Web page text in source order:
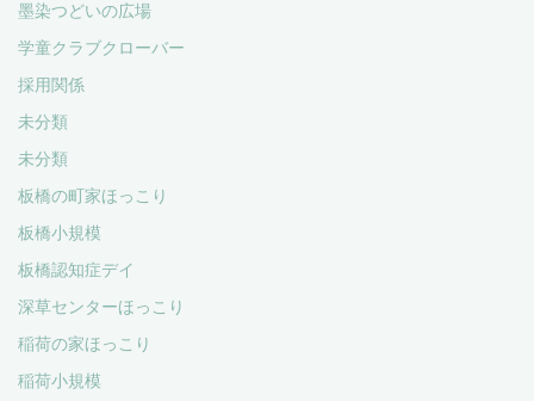
墨染つどいの広場
学童クラブクローバー
採用関係
未分類
未分類
板橋の町家ほっこり
板橋小規模
板橋認知症デイ
深草センターほっこり
稲荷の家ほっこり
稲荷小規模